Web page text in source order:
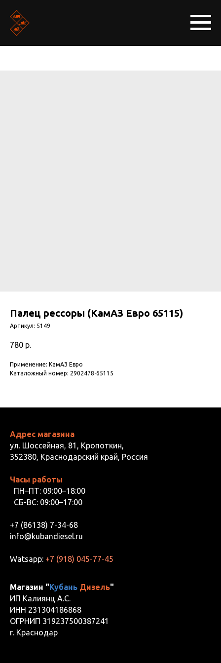
Палец рессоры (КамАЗ Евро 65115)
Артикул: 5149
780 р.
Применение: КамАЗ Евро
Каталожный номер: 2902478-65115
Адрес магазина
ул. Шоссейная, 81, Кропоткин,
352380, Краснодарский край, Россия
Часы работы
ПН–ПТ: 09:00–18:00
СБ-ВС: 09:00–17:00
+7 (86138) 7-34-68
info@kubandiesel.ru
Watsapp: +7 (918) 045-77-45
Магазин "Кубань Дизель"
ИП Калиянц А.С.
ИНН 231304186868
ОГРНИП 319237500387241
г. Краснодар